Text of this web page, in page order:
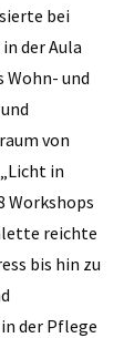
bei
der Aula
Wohn- und
von
in
Workshops
reichte
bis hin zu
der Pflege